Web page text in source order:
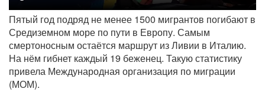
Пятый год подряд не менее 1500 мигрантов погибают в
Средиземном море по пути в Европу. Самым
смертоносным остаётся маршрут из Ливии в Италию.
На нём гибнет каждый 19 беженец. Такую статистику
привела Международная организация по миграции
(МОМ).